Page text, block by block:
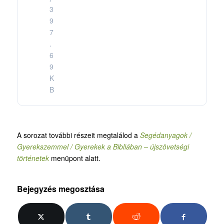
3
9
7
.
6
9
K
B
A sorozat további részeit megtalálod a Segédanyagok /
Gyerekszemmel / Gyerekek a Bibliában – újszövetségi
történetek menüpont alatt.
Bejegyzés megosztása